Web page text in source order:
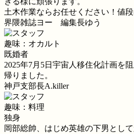
土木作業ならお任せください！値
界隈雑誌ヨー 編集長ゆう
趣味：オカルト
既婚者
2025年7月5日宇宙人移住化計画を
帰りました。
神戸支部長A.killer
趣味：料理
独身
岡部総帥、はじめ英雄の下男として